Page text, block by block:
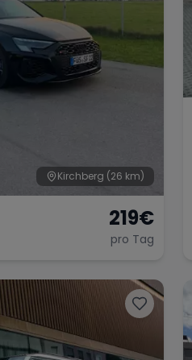
Kirchberg (26 km)
219€
pro Tag